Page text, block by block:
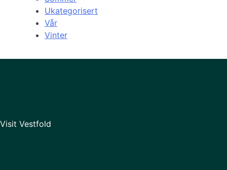
Ukategorisert
Vår
Vinter
Visit Vestfold